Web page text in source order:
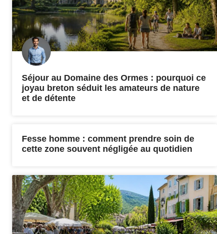
Séjour au Domaine des Ormes : pourquoi ce
joyau breton séduit les amateurs de nature
et de détente
Fesse homme : comment prendre soin de
cette zone souvent négligée au quotidien